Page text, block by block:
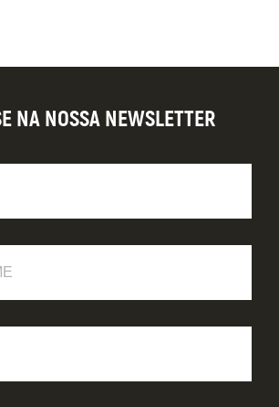
NA NOSSA NEWSLETTER